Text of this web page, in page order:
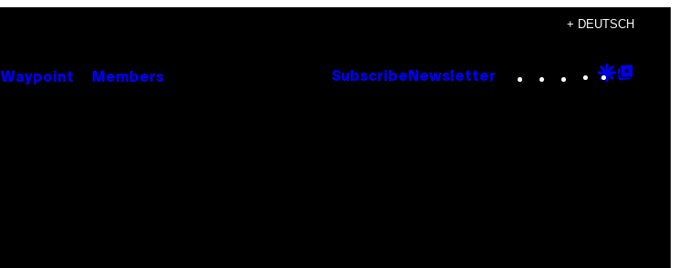
+ DEUTSCH
Waypoint Members Subscribe Newsletter Instagram
TikTok
YouTube
Google